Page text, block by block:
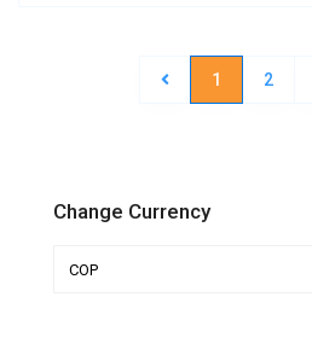
1 2
Change Currency
COP